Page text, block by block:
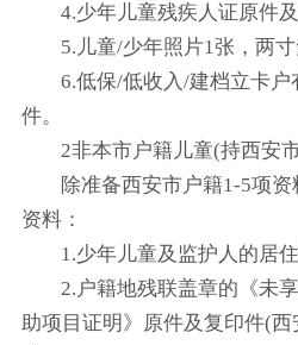
4.少年儿童残疾人证原件
5.儿童/少年照片1张，两
6.低保/低收入/建档立卡
件。
2非本市户籍儿童(持西安
除准备西安市户籍1-5项
资料：
1.少年儿童及监护人的居
2.户籍地残联盖章的《未
助项目证明》原件及复印件(